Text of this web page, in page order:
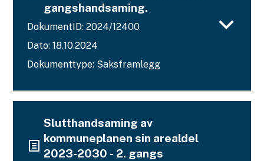
gangshandsaming.
DokumentID: 2024/12400
Dato: 18.10.2024
Dokumenttype: Saksframlegg
Slutthandsaming av
kommuneplanen sin arealdel
2023-2030 - 2. gangs